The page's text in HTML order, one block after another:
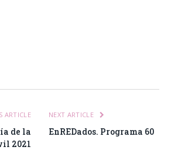
ARTICLE
de la
2021
NEXT ARTICLE
EnREDados. Programa 60